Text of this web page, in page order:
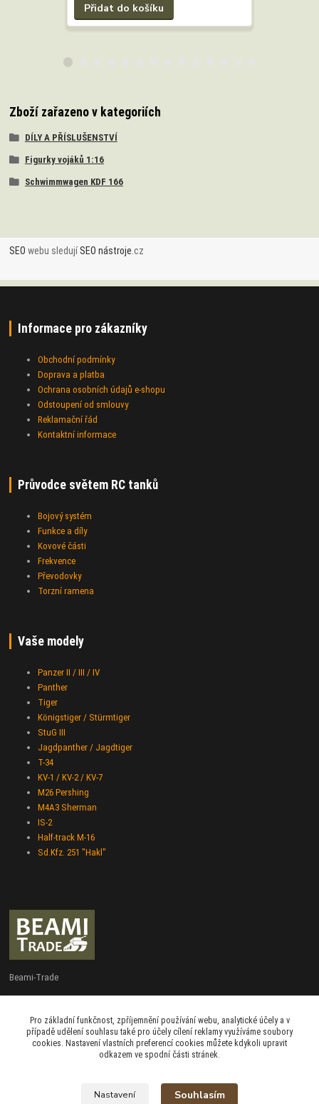
Přidat do košíku
Zboží zařazeno v kategoriích
DÍLY A PŘÍSLUŠENSTVÍ
Figurky vojáků 1:16
Schwimmwagen KDF 166
SEO webu sledujíSEO nástroje.cz
Informace pro zákazníky
Obchodní podmínky
Doprava a platba
Ochrana osobních údajů e-shopu
Odstoupení od smlouvy
Reklamační řád
Kontaktní informace
Průvodce světem RC tanků
Bojový systém
Funkce a díly
Kovové části
Frekvence
Převodovky
Torzní ramena
Vaše modely
Panzer II / III / IV
Panther
Tiger
Königstiger / Stürmtiger
StuG III
Jagdpanther / Jagdtiger
T-34
KV-1 / KV-2 / KV-7
M26 Pershing
M4A3 Sherman
IS-2
Half-track M-16
Sd.Kfz. 251 "Hakl"
Beami-Trade
Po - Pá 9:00 - 16:00
admin@beami-trade.cz
Pro základní funkčnost, zpříjemnění používání webu, analytické účely a v
případě udělení souhlasu také pro účely cílení reklamy využíváme soubory
cookies. Nastavení vlastních preferencí cookies můžete kdykoli upravit
odkazem ve spodní části stránek.
Nastavení Souhlasím